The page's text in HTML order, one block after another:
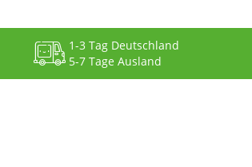
1-3 Tag Deutschland
5-7 Tage Ausland